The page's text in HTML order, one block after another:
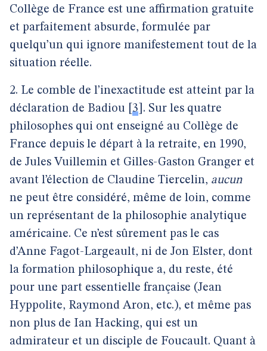
Collège de France est une affirmation gratuite
et parfaitement absurde, formulée par
quelqu’un qui ignore manifestement tout de la
situation réelle.
2. Le comble de l’inexactitude est atteint par la
déclaration de Badiou
3 . Sur les quatre
philosophes qui ont enseigné au Collège de
France depuis le départ à la retraite, en 1990,
de Jules Vuillemin et Gilles-Gaston Granger et
avant l’élection de Claudine Tiercelin, aucun
ne peut être considéré, même de loin, comme
un représentant de la philosophie analytique
américaine. Ce n’est sûrement pas le cas
d’Anne Fagot-Largeault, ni de Jon Elster, dont
la formation philosophique a, du reste, été
pour une part essentielle française (Jean
Hyppolite, Raymond Aron, etc.), et même pas
non plus de Ian Hacking, qui est un
admirateur et un disciple de Foucault. Quant à